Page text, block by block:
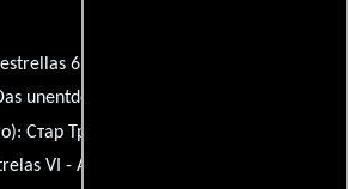
6: Aquel país desconocido
unentdeckte Land
Стар Трек 6: Неоткритата страна
VI - A Terra Desconhecida